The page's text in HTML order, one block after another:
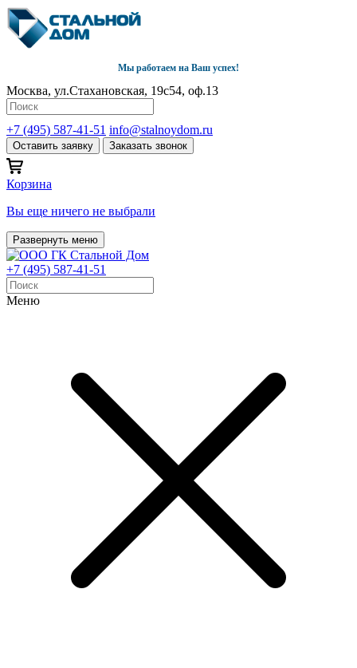
Мы работаем на Ваш успех!
Москва, ул.Стахановская, 19с54, оф.13
+7 (495) 587-41-51 info@stalnoydom.ru
Оставить заявку Заказать звонок
Корзина
Вы еще ничего не выбрали
Развернуть меню
+7 (495) 587-41-51
Меню